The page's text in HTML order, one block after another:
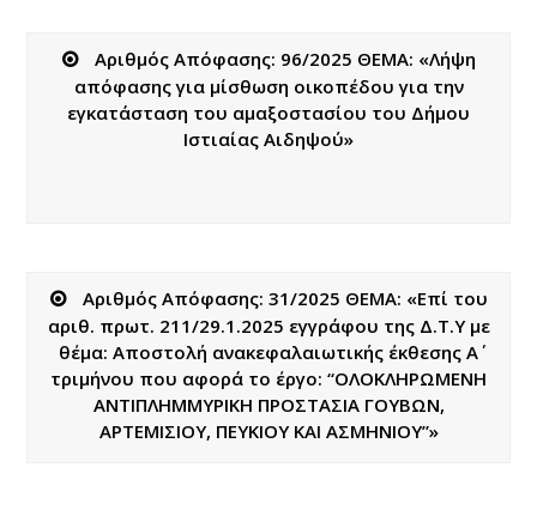
Αριθμός Απόφασης: 96/2025 ΘΕΜΑ: «Λήψη
απόφασης για μίσθωση οικοπέδου για την
εγκατάσταση του αμαξοστασίου του Δήμου
Ιστιαίας Αιδηψού»
Αριθμός Απόφασης: 31/2025 ΘΕΜΑ: «Επί του
αριθ. πρωτ. 211/29.1.2025 εγγράφου της Δ.Τ.Υ με
θέμα: Αποστολή ανακεφαλαιωτικής έκθεσης Α΄
τριμήνου που αφορά το έργο: “ΟΛΟΚΛΗΡΩΜΕΝΗ
ΑΝΤΙΠΛΗΜΜΥΡΙΚΗ ΠΡΟΣΤΑΣΙΑ ΓΟΥΒΩΝ,
ΑΡΤΕΜΙΣΙΟΥ, ΠΕΥΚΙΟΥ ΚΑΙ ΑΣΜΗΝΙΟΥ”»